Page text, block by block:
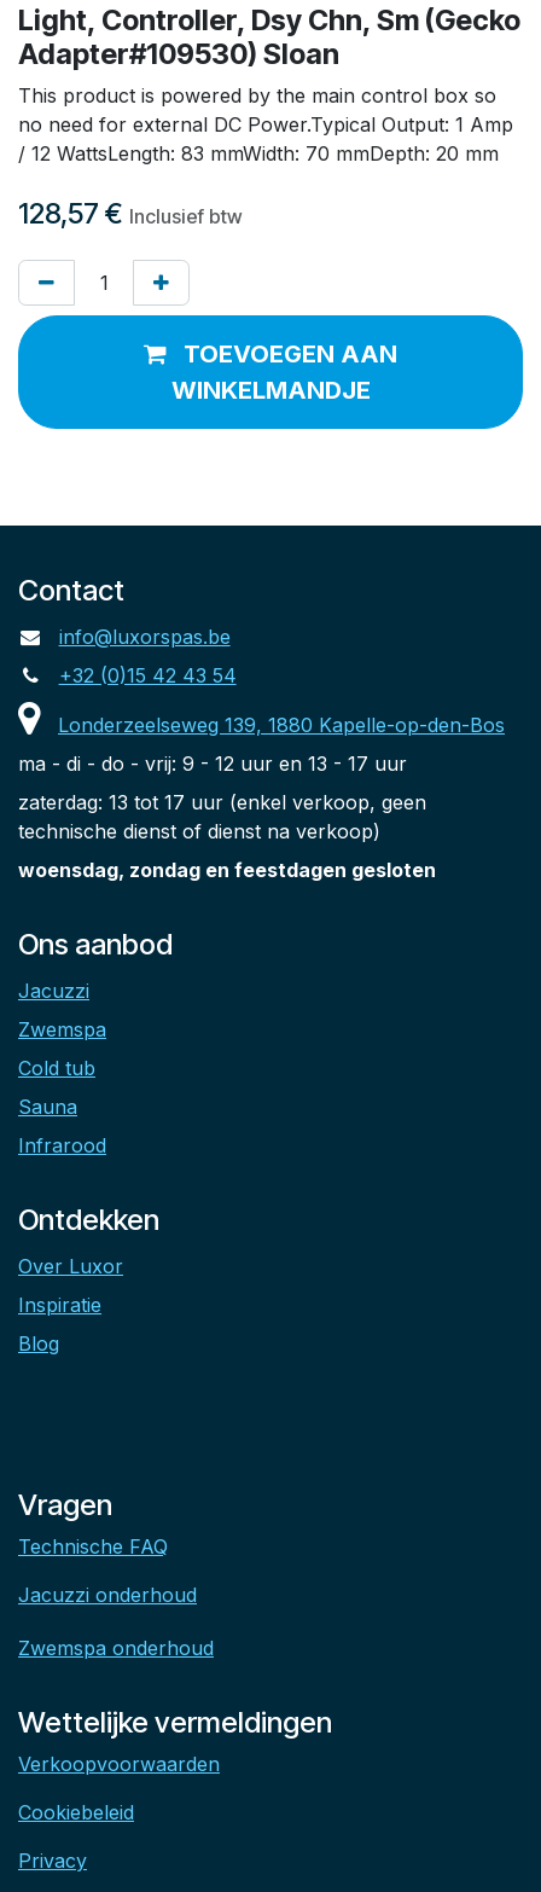
Light, Controller, Dsy Chn, Sm (Gecko
Adapter#109530) Sloan
This product is powered by the main control box so
no need for external DC Power.Typical Output: 1 Amp
/ 12 WattsLength: 83 mmWidth: 70 mmDepth: 20 mm
128,57 € Inclusief btw
TOEVOEGEN AAN
WINKELMANDJE
Contact
info@luxorspas.be
+32 (0)15 42 43 54
Londerzeelseweg 139, 1880 Kapelle-op-den-Bos
ma - di - do - vrij: 9 - 12 uur en 13 - 17 uur
zaterdag: 13 tot 17 uur (enkel verkoop, geen
technische dienst of dienst na verkoop)
woensdag, zondag en feestdagen gesloten
Ons aanbod
Jacuzzi
Zwemspa
Cold tub
Sauna
Infrarood
Ontdekken
Over Luxor
Inspiratie
Blog
Vragen
Technische FAQ
Jacuzzi onderhoud
Zwemspa onderhoud
Wettelijke vermeldingen
Verkoopvoorwaarden
Cookiebeleid
Privacy